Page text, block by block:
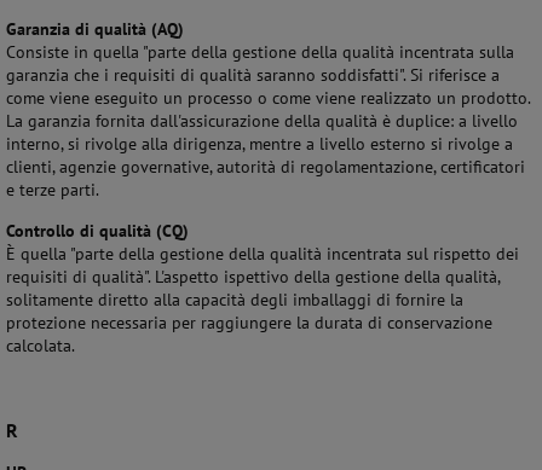
Garanzia di qualità (AQ)
Consiste in quella "parte della gestione della qualità incentrata sulla
garanzia che i requisiti di qualità saranno soddisfatti". Si riferisce a
come viene eseguito un processo o come viene realizzato un prodotto.
La garanzia fornita dall'assicurazione della qualità è duplice: a livello
interno, si rivolge alla dirigenza, mentre a livello esterno si rivolge a
clienti, agenzie governative, autorità di regolamentazione, certificatori
e terze parti.
Controllo di qualità (CQ)
È quella "parte della gestione della qualità incentrata sul rispetto dei
requisiti di qualità". L'aspetto ispettivo della gestione della qualità,
solitamente diretto alla capacità degli imballaggi di fornire la
protezione necessaria per raggiungere la durata di conservazione
calcolata.
R